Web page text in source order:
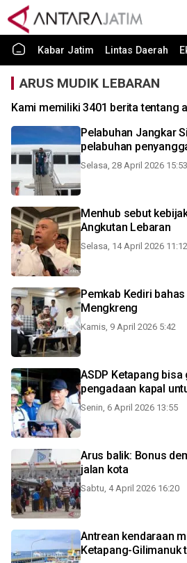
Kabar Jatim Lintas Daerah
ARUS MUDIK LEBARAN
Kami memiliki 3401 berita tentang
Pelabuhan Jangkar
pelabuhan
Selasa, 28 April 2026 15:53
Menhub sebut
Angkutan Lebaran
Selasa, 14 April 2026 11:12
Pemkab Kediri
Mengkreng
Kamis, 9 April 2026 5:42
ASDP Ketapang
pengadaan kapal
Senin, 6 April 2026 13:55
Arus balik: Bonus
jalan kota
Sabtu, 4 April 2026 16:20
Antrean kendaraan
Ketapang-Gilimanuk